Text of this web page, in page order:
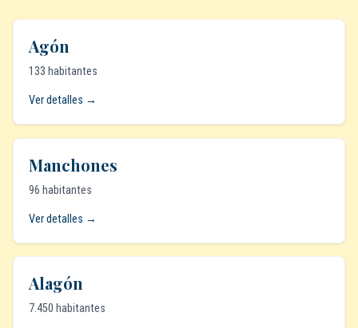
Agón
133 habitantes
Ver detalles →
Manchones
96 habitantes
Ver detalles →
Alagón
7.450 habitantes